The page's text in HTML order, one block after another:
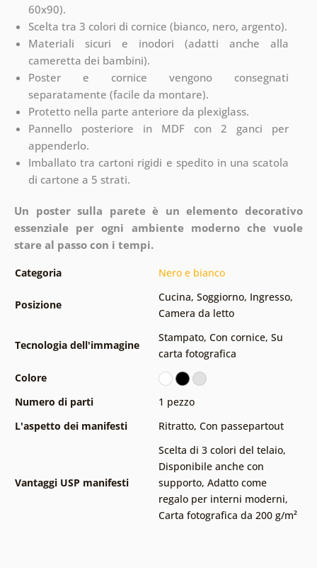
60x90).
Scelta tra 3 colori di cornice (bianco, nero, argento).
Materiali sicuri e inodori (adatti anche alla
cameretta dei bambini).
Poster e cornice vengono consegnati
separatamente (facile da montare).
Protetto nella parte anteriore da plexiglass.
Pannello posteriore in MDF con 2 ganci per
appenderlo.
Imballato tra cartoni rigidi e spedito in una scatola
di cartone a 5 strati.
Un poster sulla parete è un elemento decorativo
essenziale per ogni ambiente moderno che vuole
stare al passo con i tempi.
Categoria Nero e bianco
Posizione
Cucina, Soggiorno, Ingresso,
Camera da letto
Tecnologia dell'immagine
Stampato, Con cornice, Su
carta fotografica
Colore
Numero di parti
1 pezzo
L'aspetto dei manifesti
Ritratto, Con passepartout
Vantaggi USP manifesti
Scelta di 3 colori del telaio,
Disponibile anche con
supporto, Adatto come
regalo per interni moderni,
Carta fotografica da 200 g/m²